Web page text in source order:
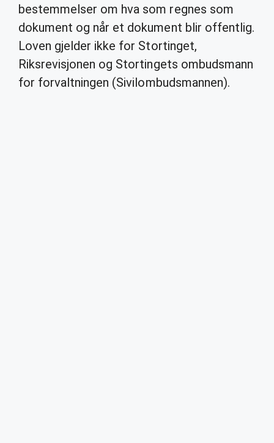
bestemmelser om hva som regnes som
dokument og når et dokument blir offentlig.
Loven gjelder ikke for Stortinget,
Riksrevisjonen og Stortingets ombudsmann
for forvaltningen (Sivilombudsmannen).